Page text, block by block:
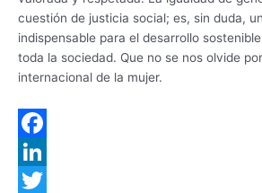
cuestión de justicia social; es, sin duda,
indispensable para el desarrollo
toda la sociedad. Que no se nos olvide
internacional de la mujer.
F
aL